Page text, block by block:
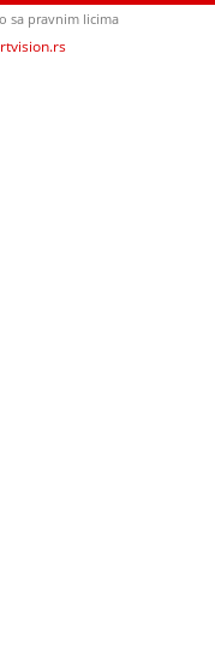
sa pravnim licima